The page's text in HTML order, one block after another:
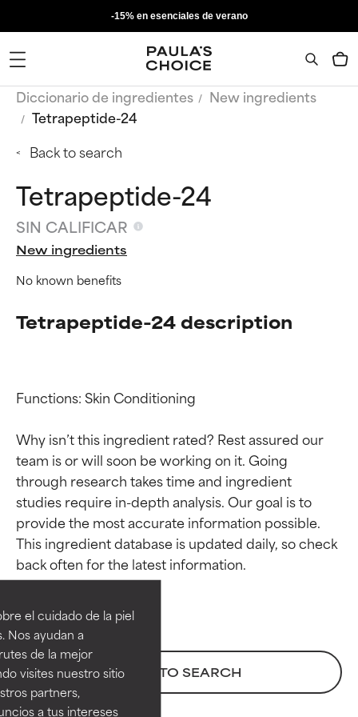
el cuidado de la piel
Nos ayudan a
de la mejor
visites nuestro sitio
partners,
a tus intereses
-15% en esenciales de verano
Diccionario de ingredientes
New ingredients
Tetrapeptide-24
Back to search
Tetrapeptide-24
SIN CALIFICAR
New ingredients
No known benefits
Tetrapeptide-24 description
Functions: Skin Conditioning
Why isn’t this ingredient rated? Rest assured our
team is or will soon be working on it. Going
through research takes time and ingredient
studies require in-depth analysis. Our goal is to
provide the most accurate information possible.
This ingredient database is updated daily, so check
BACK TO SEARCH
Calificaciones de
ingredientes
EXCELENTE
Ingrediente sobresaliente con
beneficios reales para la piel. Su
Calificaciones de
ingredientes
EXCELENTE
Ingrediente sobresaliente con
beneficios reales para la piel. Su